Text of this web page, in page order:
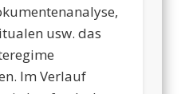
usw. das
Im Verlauf